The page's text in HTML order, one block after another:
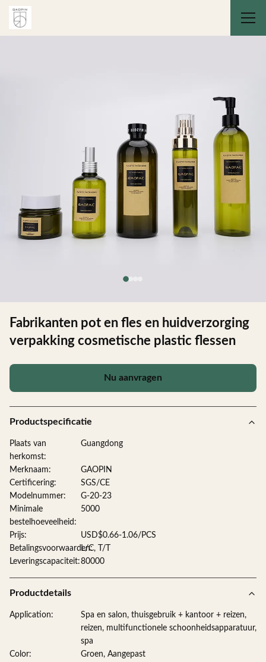
Fabrikanten pot en fles en huidverzorging
verpakking cosmetische plastic flessen
Nu aanvragen
Productspecificatie
Plaats van
herkomst:
Guangdong
Merknaam:
GAOPIN
Certificering:
SGS/CE
Modelnummer:
G-20-23
Minimale
bestelhoeveelheid:
5000
Prijs:
USD$0.66-1.06/PCS
Betalingsvoorwaarden:L/C, T/T
Leveringscapaciteit:80000
Productdetails
Application:
Spa en salon, thuisgebruik + kantoor + reizen,
reizen, multifunctionele schoonheidsapparatuur,
spa
Color:
Groen, Aangepast